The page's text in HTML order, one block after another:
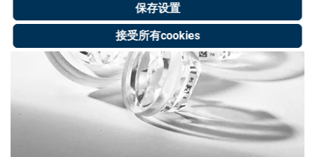
保存设置
接受所有cookies